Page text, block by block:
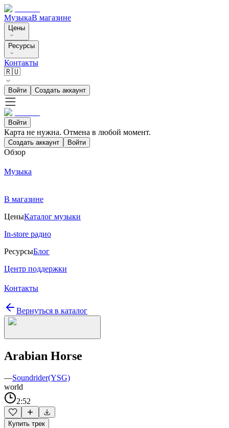
МузыкаВ магазине
Цены
Ресурсы
Контакты
🇷🇺
Войти Создать аккаунт
Войти
Карта не нужна. Отмена в любой момент.
Создать аккаунт Войти
Обзор
Музыка
В магазине
ЦеныКаталог музыки
In-store радио
РесурсыБлог
Центр поддержки
Контакты
Вернуться в каталог
Arabian Horse
—Soundrider(YSG)
world
2:52
Купить трек